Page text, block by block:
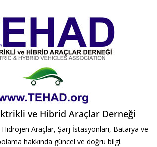
ve Hibrid Araçlar Derneği
Araçlar, Şarj İstasyonları, Batarya ve
hakkında güncel ve doğru bilgi.